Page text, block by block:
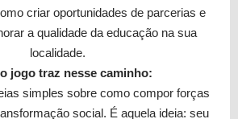
criar oportunidades de parcerias e
a qualidade da educação na sua
localidade.
jogo traz nesse caminho:
simples sobre como compor forças
social. É aquela ideia: seu